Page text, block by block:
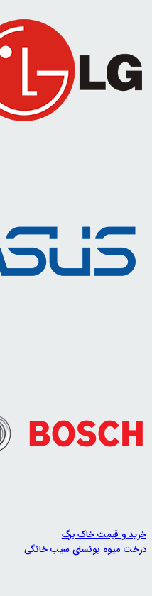
خرید و قیمت خاک برگ
درخت میوه بونسای سیب خانگی